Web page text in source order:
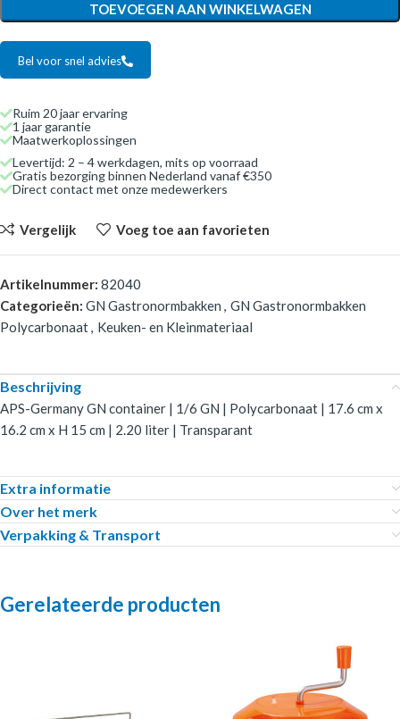
TOEVOEGEN AAN WINKELWAGEN
Bel voor snel advies
Ruim 20 jaar ervaring
1 jaar garantie
Maatwerkoplossingen
Levertijd: 2 – 4 werkdagen, mits op voorraad
Gratis bezorging binnen Nederland vanaf €350
Direct contact met onze medewerkers
Vergelijk Voeg toe aan favorieten
Artikelnummer: 82040
Categorieën: GN Gastronormbakken , GN Gastronormbakken
Polycarbonaat, Keuken- en Kleinmateriaal
Beschrijving
APS-Germany GN container | 1/6 GN | Polycarbonaat | 17.6 cm x
16.2 cm x H 15 cm | 2.20 liter | Transparant
Extra informatie
Over het merk
Verpakking & Transport
Gerelateerde producten